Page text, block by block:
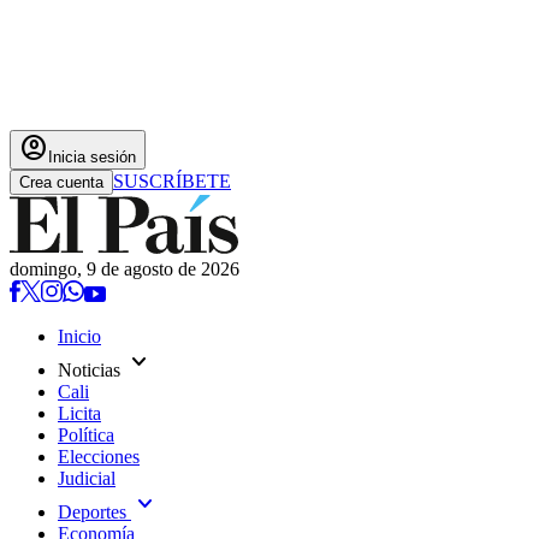
account_circle Inicia sesión
Crea cuenta SUSCRÍBETE
domingo, 9 de agosto de 2026
Inicio
Noticias expand_more
Cali
Licita
Política
Elecciones
Judicial
Deportes expand_more
Economía